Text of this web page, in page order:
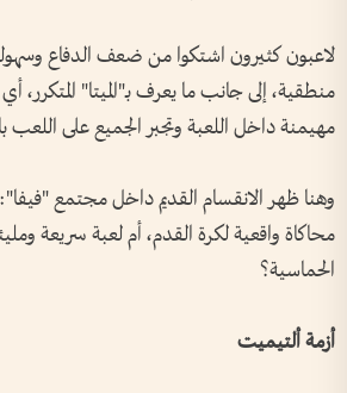
لاعبون كثيرون اشتكوا من ضعف الدفاع
منطقية، إلى جانب ما يعرف بـ"الميتا" المتكرر،
مهيمنة داخل اللعبة وتجبر الجميع على اللعب
وهنا ظهر الانقسام القديم داخل مجتمع
محاكاة واقعية لكرة القدم، أم لعبة سريعة
الحماسية؟
أزمة ألتيميت